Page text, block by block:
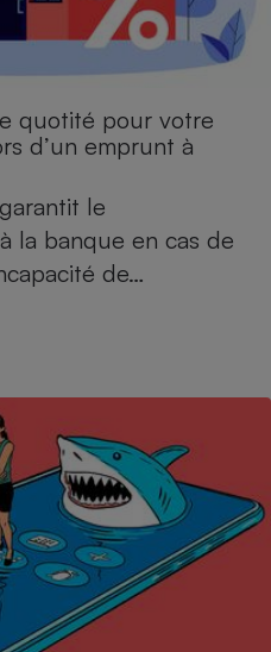
quotité pour votre
d’un emprunt à
le
la banque en cas de
de…